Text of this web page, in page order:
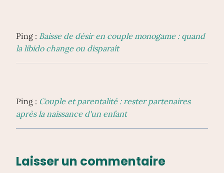
Ping : Baisse de désir en couple monogame : quand
la libido change ou disparaît
Ping : Couple et parentalité : rester partenaires
après la naissance d'un enfant
Laisser un commentaire